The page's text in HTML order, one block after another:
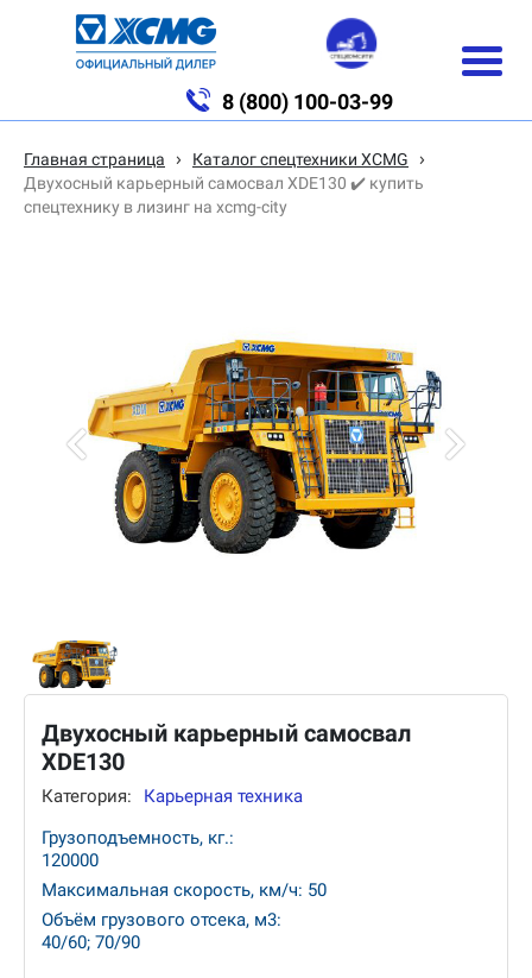
8 (800) 100-03-99
Главная страница › Каталог спецтехники XCMG ›
Двухосный карьерный самосвал XDE130 ✔️ купить
спецтехнику в лизинг на xcmg-city
Двухосный карьерный самосвал
XDE130
Категория:
Карьерная техника
Грузоподъемность, кг.:
120000
Максимальная скорость, км/ч: 50
Объём грузового отсека, м3:
40/60; 70/90